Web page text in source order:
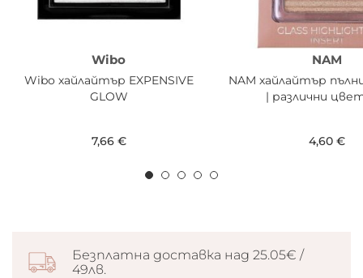
Wibo
Wibo хайлайтър EXPENSIVE
GLOW
7,66 €
NAM
NAM хайлайтър
| различни
4,60 €
Безплатна доставка над 25.05€ /
49лв.